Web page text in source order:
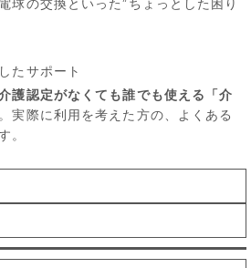
球の交換といった”ちょっとした困り
たサポート
護認定がなくても誰でも使える「介
実際に利用を考えた方の、よくある
。